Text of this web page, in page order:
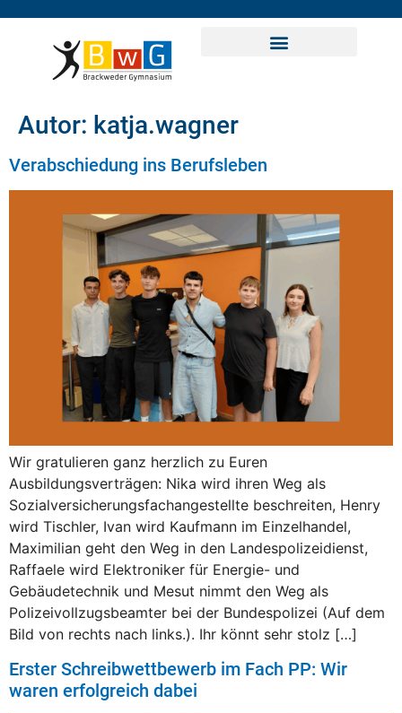
Autor: katja.wagner
Verabschiedung ins Berufsleben
Wir gratulieren ganz herzlich zu Euren
Ausbildungsverträgen: Nika wird ihren Weg als
Sozialversicherungsfachangestellte beschreiten, Henry
wird Tischler, Ivan wird Kaufmann im Einzelhandel,
Maximilian geht den Weg in den Landespolizeidienst,
Raffaele wird Elektroniker für Energie- und
Gebäudetechnik und Mesut nimmt den Weg als
Polizeivollzugsbeamter bei der Bundespolizei (Auf dem
Bild von rechts nach links.). Ihr könnt sehr stolz […]
Erster Schreibwettbewerb im Fach PP: Wir
waren erfolgreich dabei